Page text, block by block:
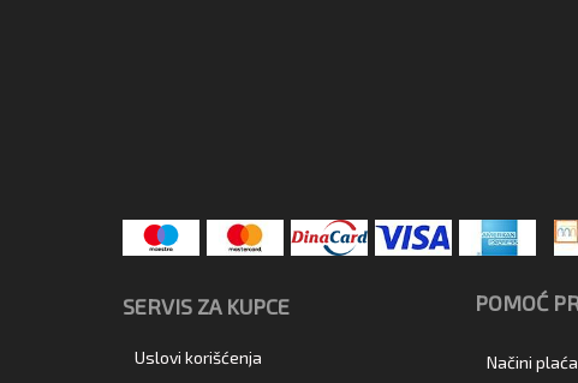
SERVIS ZA KUPCE
Uslovi korišćenja
POMOĆ
Načini